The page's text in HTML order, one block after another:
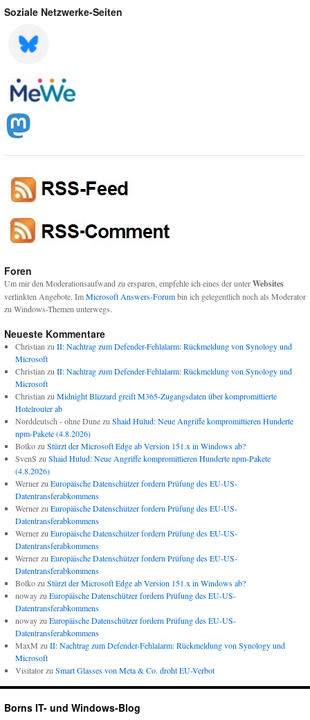
Soziale Netzwerke-Seiten
Foren
Um mir den Moderationsaufwand zu ersparen, empfehle ich eines der unterWebsites
verlinkten Angebote. ImMicrosoft Answers-Forumbin ich gelegentlich noch als Moderator
zu Windows-Themen unterwegs.
Neueste Kommentare
Christian zu II: Nachtrag zum Defender-Fehlalarm: Rückmeldung von Synology und
Microsoft
Christian zu II: Nachtrag zum Defender-Fehlalarm: Rückmeldung von Synology und
Microsoft
Christian zu Midnight Blizzard greift M365-Zugangsdaten über kompromittierte
Hotelrouter ab
Norddeutsch - ohne Dunezu Shaid Hulud: Neue Angriffe kompromittieren Hunderte
npm-Pakete (4.8.2026)
Bolkozu Stürzt der Microsoft Edge ab Version 151.x in Windows ab?
SvenS zu Shaid Hulud: Neue Angriffe kompromittieren Hunderte npm-Pakete
(4.8.2026)
Wernerzu Europäische Datenschützer fordern Prüfung des EU-US-
Datentransferabkommens
Wernerzu Europäische Datenschützer fordern Prüfung des EU-US-
Datentransferabkommens
Wernerzu Europäische Datenschützer fordern Prüfung des EU-US-
Datentransferabkommens
Wernerzu Europäische Datenschützer fordern Prüfung des EU-US-
Datentransferabkommens
Bolkozu Stürzt der Microsoft Edge ab Version 151.x in Windows ab?
nowayzu Europäische Datenschützer fordern Prüfung des EU-US-
Datentransferabkommens
nowayzu Europäische Datenschützer fordern Prüfung des EU-US-
Datentransferabkommens
MaxM zu II: Nachtrag zum Defender-Fehlalarm: Rückmeldung von Synology und
Microsoft
Visitatorzu Smart Glasses von Meta & Co. droht EU-Verbot
Borns IT- und Windows-Blog